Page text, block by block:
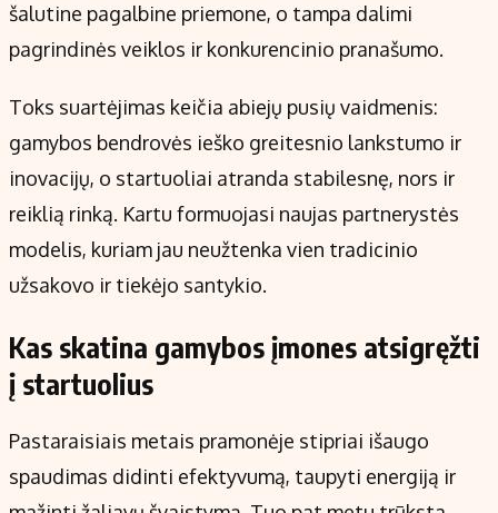
šalutine pagalbine priemone, o tampa dalimi
pagrindinės veiklos ir konkurencinio pranašumo.
Toks suartėjimas keičia abiejų pusių vaidmenis:
gamybos bendrovės ieško greitesnio lankstumo ir
inovacijų, o startuoliai atranda stabilesnę, nors ir
reiklią rinką. Kartu formuojasi naujas partnerystės
modelis, kuriam jau neužtenka vien tradicinio
užsakovo ir tiekėjo santykio.
Kas skatina gamybos įmones atsigręžti
į startuolius
Pastaraisiais metais pramonėje stipriai išaugo
spaudimas didinti efektyvumą, taupyti energiją ir